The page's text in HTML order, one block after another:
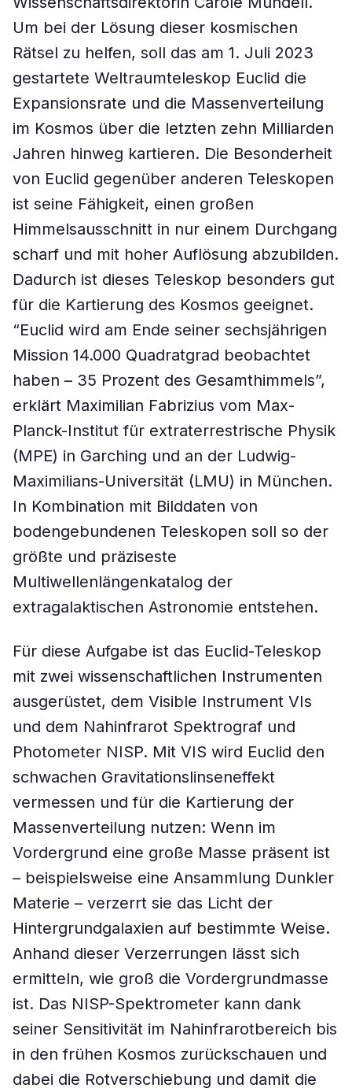
Um bei der Lösung dieser kosmischen
Rätsel zu helfen, soll das am 1. Juli 2023
gestartete Weltraumteleskop Euclid die
Expansionsrate und die Massenverteilung
im Kosmos über die letzten zehn Milliarden
Jahren hinweg kartieren. Die Besonderheit
von Euclid gegenüber anderen Teleskopen
ist seine Fähigkeit, einen großen
Himmelsausschnitt in nur einem Durchgang
scharf und mit hoher Auflösung abzubilden.
Dadurch ist dieses Teleskop besonders gut
für die Kartierung des Kosmos geeignet.
“Euclid wird am Ende seiner sechsjährigen
Mission 14.000 Quadratgrad beobachtet
haben – 35 Prozent des Gesamthimmels”,
erklärt Maximilian Fabrizius vom Max-
Planck-Institut für extraterrestrische Physik
(MPE) in Garching und an der Ludwig-
Maximilians-Universität (LMU) in München.
In Kombination mit Bilddaten von
bodengebundenen Teleskopen soll so der
größte und präziseste
Multiwellenlängenkatalog der
extragalaktischen Astronomie entstehen.
Für diese Aufgabe ist das Euclid-Teleskop
mit zwei wissenschaftlichen Instrumenten
ausgerüstet, dem Visible Instrument VIs
und dem Nahinfrarot Spektrograf und
Photometer NISP. Mit VIS wird Euclid den
schwachen Gravitationslinseneffekt
vermessen und für die Kartierung der
Massenverteilung nutzen: Wenn im
Vordergrund eine große Masse präsent ist
– beispielsweise eine Ansammlung Dunkler
Materie – verzerrt sie das Licht der
Hintergrundgalaxien auf bestimmte Weise.
Anhand dieser Verzerrungen lässt sich
ermitteln, wie groß die Vordergrundmasse
ist. Das NISP-Spektrometer kann dank
seiner Sensitivität im Nahinfrarotbereich bis
in den frühen Kosmos zurückschauen und
dabei die Rotverschiebung und damit die